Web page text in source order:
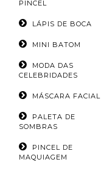
PINCEL
LÁPIS DE BOCA
MINI BATOM
MODA DAS
CELEBRIDADES
MÁSCARA FACIAL
PALETA DE
SOMBRAS
PINCEL DE
MAQUIAGEM